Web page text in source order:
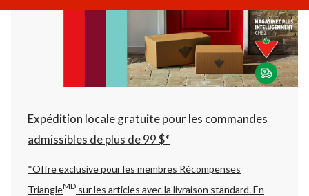
AB,
Ouvert,
Fermeture
à
22:00
changer
Expédition locale gratuite pour les commandes
admissibles de plus de 99 $*
*Offre exclusive pour les membres Récompenses
TriangleMD sur les articles avec la livraison standard.En